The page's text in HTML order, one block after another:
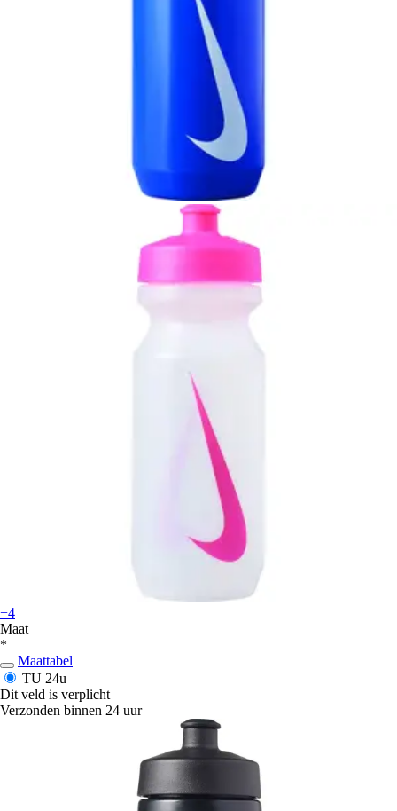
+4
Maat
*
Maattabel
TU 24u
Dit veld is verplicht
Verzonden binnen 24 uur